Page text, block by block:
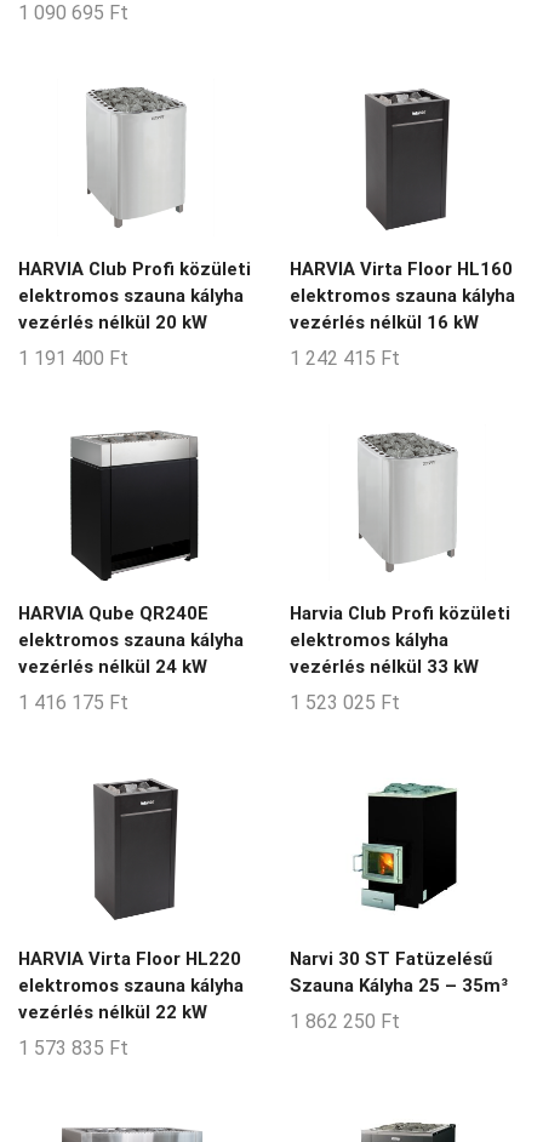
1 090 695 Ft
HARVIA Club Profi közületi
elektromos szauna kályha
vezérlés nélkül 20 kW
1 191 400 Ft
HARVIA Virta Floor HL160
elektromos szauna kályha
vezérlés nélkül 16 kW
1 242 415 Ft
HARVIA Qube QR240E
elektromos szauna kályha
vezérlés nélkül 24 kW
1 416 175 Ft
Harvia Club Profi közületi
elektromos kályha
vezérlés nélkül 33 kW
1 523 025 Ft
HARVIA Virta Floor HL220
elektromos szauna kályha
vezérlés nélkül 22 kW
1 573 835 Ft
Narvi 30 ST Fatüzelésű
Szauna Kályha 25 – 35m³
1 862 250 Ft